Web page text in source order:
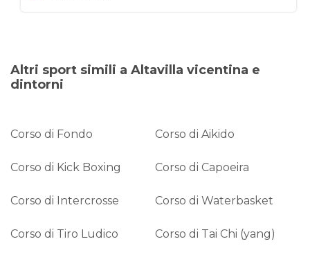
Altri sport simili a Altavilla vicentina e
dintorni
Corso di Fondo Corso di Aikido
Corso di Kick Boxing Corso di Capoeira
Corso di Intercrosse Corso di Waterbasket
Corso di Tiro Ludico Corso di Tai Chi (yang)